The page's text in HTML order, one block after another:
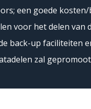
een goede
voor het delen van
back-up faciliteiten
zal